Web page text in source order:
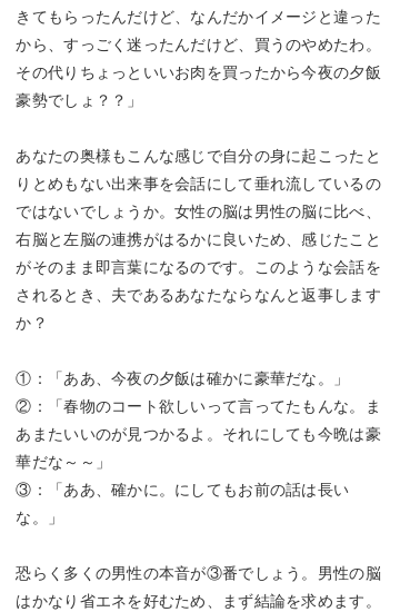
きてもらったんだけど、なんだかイメージと違った
から、すっごく迷ったんだけど、買うのやめたわ。
その代りちょっといいお肉を買ったから今夜の夕飯
豪勢でしょ？？」
あなたの奥様もこんな感じで自分の身に起こったと
りとめもない出来事を会話にして垂れ流しているの
ではないでしょうか。女性の脳は男性の脳に比べ、
右脳と左脳の連携がはるかに良いため、感じたこと
がそのまま即言葉になるのです。このような会話を
されるとき、夫であるあなたならなんと返事します
か？
①：「ああ、今夜の夕飯は確かに豪華だな。」
②：「春物のコート欲しいって言ってたもんな。ま
あまたいいのが見つかるよ。それにしても今晩は豪
華だな～～」
③：「ああ、確かに。にしてもお前の話は長い
な。」
恐らく多くの男性の本音が③番でしょう。男性の脳
はかなり省エネを好むため、まず結論を求めます。